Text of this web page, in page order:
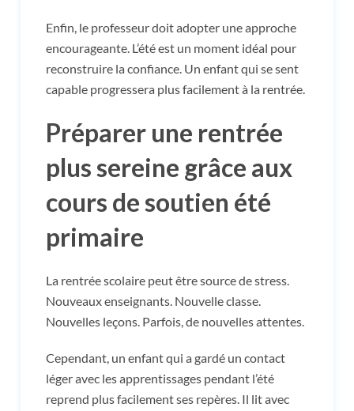
Enfin, le professeur doit adopter une approche
encourageante. L’été est un moment idéal pour
reconstruire la confiance. Un enfant qui se sent
capable progressera plus facilement à la rentrée.
Préparer une rentrée
plus sereine grâce aux
cours de soutien été
primaire
La rentrée scolaire peut être source de stress.
Nouveaux enseignants. Nouvelle classe.
Nouvelles leçons. Parfois, de nouvelles attentes.
Cependant, un enfant qui a gardé un contact
léger avec les apprentissages pendant l’été
reprend plus facilement ses repères. Il lit avec